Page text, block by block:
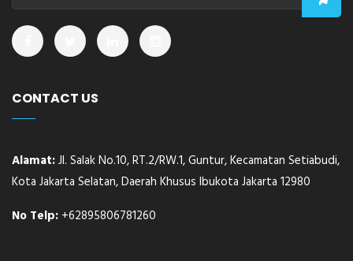
CONTACT US
Alamat:Jl. Salak No.10, RT.2/RW.1, Guntur, Kecamatan Setiabudi,
Kota Jakarta Selatan, Daerah Khusus Ibukota Jakarta 12980
No Telp: +62895806781260